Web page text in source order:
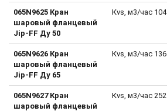
065N9625 Кран
шаровый фланцевый
Jip-FF Ду 50
Кvs, м3/час 104
065N9626 Кран
шаровый фланцевый
Jip-FF Ду 65
Кvs, м3/час 136
065N9627 Кран
шаровый фланцевый
Кvs, м3/час 252